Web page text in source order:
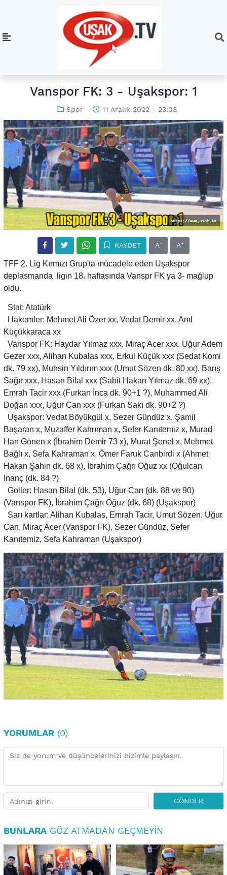
Vanspor FK: 3 - Uşakspor: 1
Spor 11 Aralık 2022 - 23:08
KAYDET A- A+
TFF 2. Lig Kırmızı Grup'ta mücadele eden Uşakspor
deplasmanda ligin 18. haftasında Vanspr FK ya 3- mağlup
oldu.
Stat: Atatürk
Hakemler: Mehmet Ali Özer xx, Vedat Demir xx, Anıl
Küçükkaraca xx
Vanspor FK: Haydar Yılmaz xxx, Miraç Acer xxx, Uğur Adem
Gezer xxx, Alihan Kubalas xxx, Erkul Küçük xxx (Sedat Komi
dk. 79 xx), Muhsin Yıldırım xxx (Umut Sözen dk. 80 xx), Barış
Sağır xxx, Hasan Bilal xxx (Sabit Hakan Yılmaz dk. 69 xx),
Emrah Tacir xxx (Furkan İnca dk. 90+1 ?), Muhammed Ali
Doğan xxx, Uğur Can xxx (Furkan Sakı dk. 90+2 ?)
Uşakspor: Vedat Böyükgül x, Sezer Gündüz x, Şamil
Başaran x, Muzaffer Kahrıman x, Sefer Kanıtemiz x, Murad
Han Gönen x (İbrahim Demir 73 x), Murat Şenel x, Mehmet
Bağlı x, Sefa Kahraman x, Ömer Faruk Canbirdi x (Ahmet
Hakan Şahin dk. 68 x), İbrahim Çağrı Oğuz xx (Oğulcan
İnanç (dk. 84 ?)
Goller: Hasan Bilal (dk. 53), Uğur Can (dk. 88 ve 90)
(Vanspor FK), İbrahim Çağrı Oğuz (dk. 68) (Uşakspor)
Sarı kartlar: Alihan Kubalas, Emrah Tacir, Umut Sözen, Uğur
Can, Miraç Acer (Vanspor FK), Sezer Gündüz, Sefer
Kanıtemiz, Sefa Kahraman (Uşakspor)
YORUMLAR (0)
GÖNDER
BUNLARA GÖZ ATMADAN GEÇMEYIN